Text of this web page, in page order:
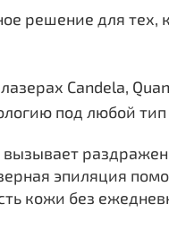
решение для тех,
Candela,
под любой
эпиляция
кожи без